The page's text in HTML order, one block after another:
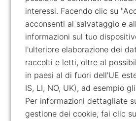
interessi. Facendo clic su
acconsenti al salvataggio e
informazioni sul tuo
l'ulteriore elaborazione dei
raccolti e letti, oltre al
in paesi al di fuori dell'UE
IS, LI, NO, UK), ad esempio
Per informazioni dettagliate
gestione dei cookie, fai clic